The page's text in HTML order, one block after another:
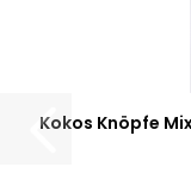
Kokos Knöpfe